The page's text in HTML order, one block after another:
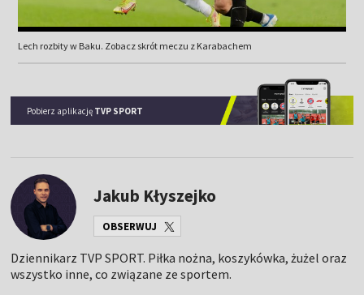
Lech rozbity w Baku. Zobacz skrót meczu z Karabachem
Pobierz aplikację TVP SPORT
Jakub Kłyszejko
OBSERWUJ
Dziennikarz TVP SPORT. Piłka nożna, koszykówka, żużel oraz
wszystko inne, co związane ze sportem.